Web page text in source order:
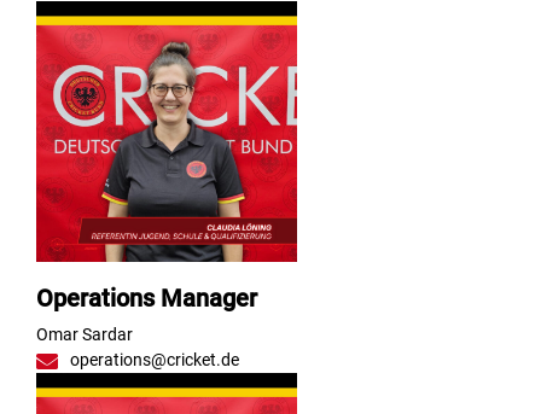
Operations Manager
Omar Sardar
operations@cricket.de